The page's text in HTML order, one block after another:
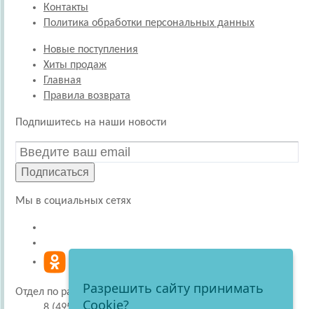
Контакты
Политика обработки персональных данных
Новые поступления
Хиты продаж
Главная
Правила возврата
Подпишитесь на наши новости
Подписаться
Мы в социальных сетях
Отдел по работе с покупателями
Разрешить сайту принимать
Cookie?